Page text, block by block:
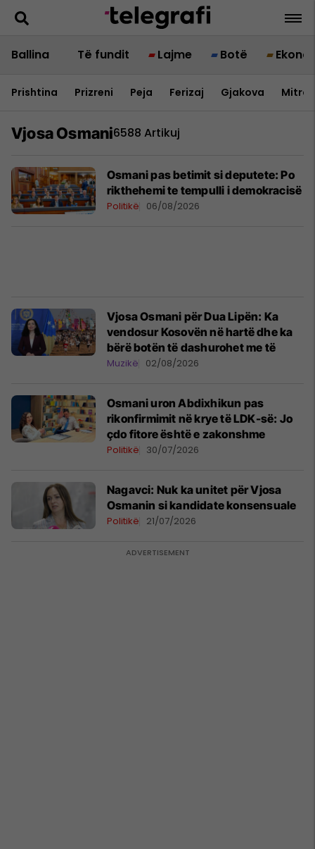
Ballina Të fundit Lajme Botë
Prishtina Prizreni Peja Ferizaj Gjakova
Vjosa Osmani6588 Artikuj
Osmani pas betimit si deputete: Po
rikthehemi te tempulli i demokracisë
Politikë 06/08/2026
Vjosa Osmani për Dua Lipën: Ka
vendosur Kosovën në hartë dhe ka
bërë botën të dashurohet me të
Muzikë 02/08/2026
Osmani uron Abdixhikun pas
rikonfirmimit në krye të LDK-së: Jo
çdo fitore është e zakonshme
Politikë 30/07/2026
Nagavci: Nuk ka unitet për Vjosa
Osmanin si kandidate konsensuale
Politikë 21/07/2026